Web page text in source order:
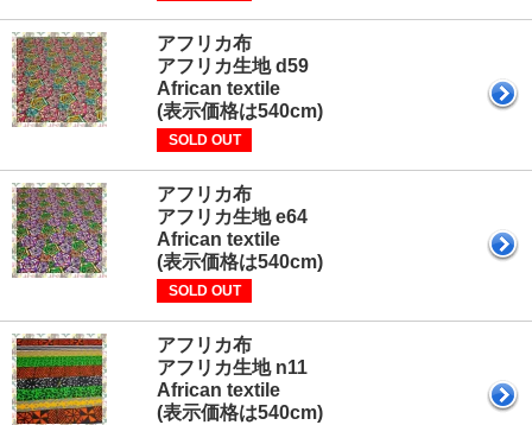
アフリカ布
アフリカ生地 d59
African textile
(表示価格は540cm)
SOLD OUT
アフリカ布
アフリカ生地 e64
African textile
(表示価格は540cm)
SOLD OUT
アフリカ布
アフリカ生地 n11
African textile
(表示価格は540cm)